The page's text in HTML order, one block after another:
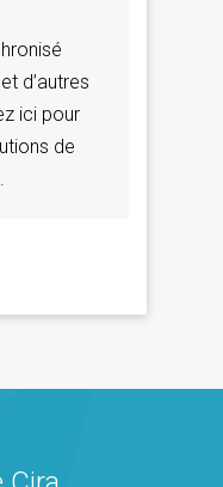
d’autres
ici pour
de